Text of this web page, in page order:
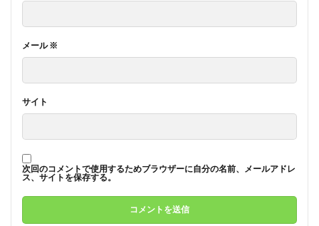
メール※
サイト
次回のコメントで使用するためブラウザーに自分の名前、メールアドレ
ス、サイトを保存する。